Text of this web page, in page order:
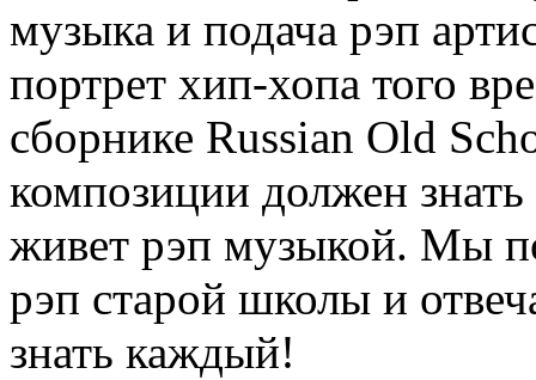
музыка и подача рэп
портрет хип-хопа того
сборнике Russian Old
композиции должен
живет рэп музыкой. Мы
рэп старой школы и
знать каждый!